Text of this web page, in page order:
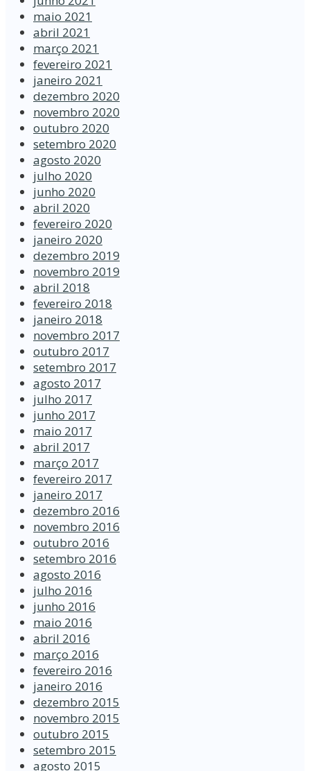
maio 2021
abril 2021
março 2021
fevereiro 2021
janeiro 2021
dezembro 2020
novembro 2020
outubro 2020
setembro 2020
agosto 2020
julho 2020
junho 2020
abril 2020
fevereiro 2020
janeiro 2020
dezembro 2019
novembro 2019
abril 2018
fevereiro 2018
janeiro 2018
novembro 2017
outubro 2017
setembro 2017
agosto 2017
julho 2017
junho 2017
maio 2017
abril 2017
março 2017
fevereiro 2017
janeiro 2017
dezembro 2016
novembro 2016
outubro 2016
setembro 2016
agosto 2016
julho 2016
junho 2016
maio 2016
abril 2016
março 2016
fevereiro 2016
janeiro 2016
dezembro 2015
novembro 2015
outubro 2015
setembro 2015
agosto 2015